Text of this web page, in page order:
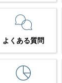
よくある質問